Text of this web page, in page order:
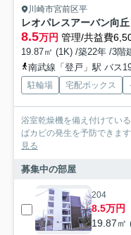
川崎市宮前区平
レオパレスアーバン向丘
8.5万円 管理/共益費
19.87㎡ (1K) /築22年 /3階
南武線「登戸」駅 バス
駐輪場 宅配ボックス
浴室乾燥機を備え付けてい
ばカビの発生を予防できま
見る
募集中の部屋
204
8.5万円
19.87㎡